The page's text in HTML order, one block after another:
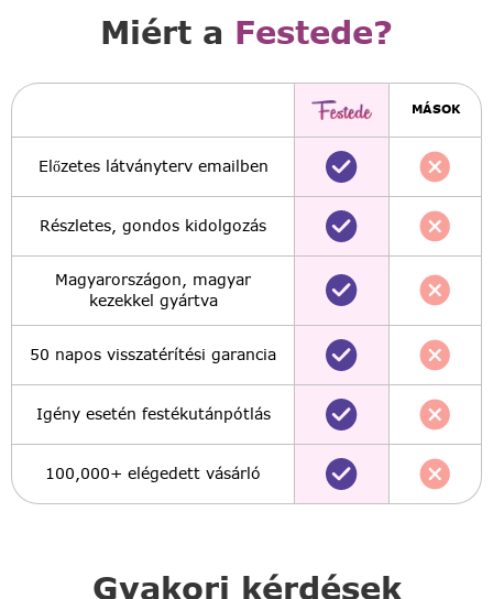
Gyakori kérdések
Miért a Festede?
MÁSOK
Előzetes látványterv emailben
Részletes, gondos kidolgozás
Magyarországon, magyar
kezekkel gyártva
50 napos visszatérítési garancia
Igény esetén festékutánpótlás
100,000+ elégedett vásárló